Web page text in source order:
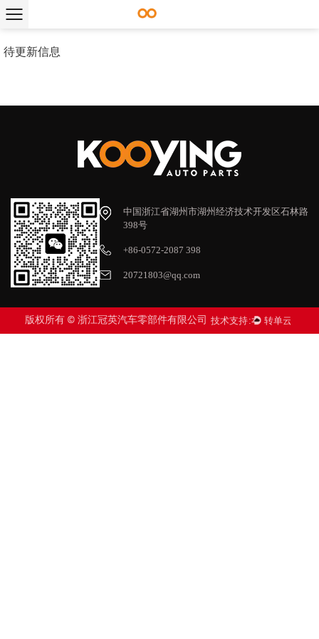
待更新信息
中国浙江省湖州市湖州经济技术开发区石林路
398号
+86-0572-2087 398
20721803@qq.com
版权所有 © 浙江冠英汽车零部件有限公司